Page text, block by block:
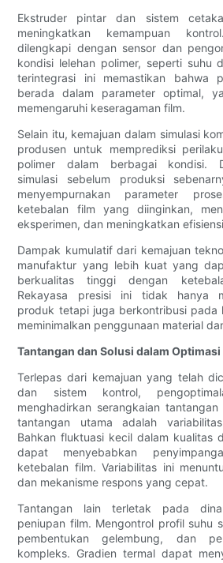
Ekstruder pintar dan sistem
meningkatkan kemampuan
dilengkapi dengan sensor dan
kondisi lelehan polimer, seperti suhu
terintegrasi ini memastikan bahwa
berada dalam parameter optimal,
memengaruhi keseragaman film.
Selain itu, kemajuan dalam simulasi
produsen untuk memprediksi
polimer dalam berbagai kondisi.
simulasi sebelum produksi
menyempurnakan parameter
ketebalan film yang diinginkan,
eksperimen, dan meningkatkan
Dampak kumulatif dari kemajuan
manufaktur yang lebih kuat yang
berkualitas tinggi dengan
Rekayasa presisi ini tidak hanya
produk tetapi juga berkontribusi pada
meminimalkan penggunaan material
Tantangan dan Solusi dalam Optimasi
Terlepas dari kemajuan yang telah
dan sistem kontrol,
menghadirkan serangkaian
tantangan utama adalah
Bahkan fluktuasi kecil dalam kualitas
dapat menyebabkan
ketebalan film. Variabilitas ini
dan mekanisme respons yang cepat.
Tantangan lain terletak pada
peniupan film. Mengontrol profil suhu
pembentukan gelembung, dan
kompleks. Gradien termal dapat